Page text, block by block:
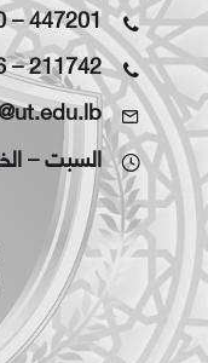
–447201
–211742
السبت – الخميس :